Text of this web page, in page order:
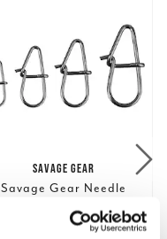
SAVAGE GEAR
Savage Gear Needle
Nuvarande pris:
35,00 kr